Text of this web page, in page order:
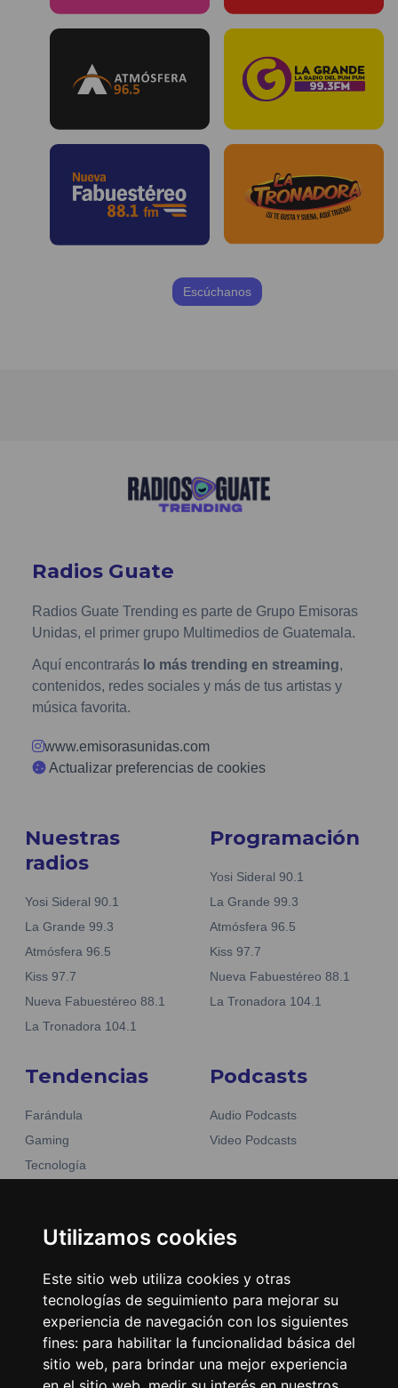
Utilizamos cookies
Este sitio web utiliza cookies y otras
tecnologías de seguimiento para mejorar su
experiencia de navegación con los siguientes
fines: para habilitar la funcionalidad básica del
sitio web, para brindar una mejor experiencia
Escúchanos
Radios Guate
Radios Guate Trending es parte de Grupo Emisoras
Unidas, el primer grupo Multimedios de Guatemala.
Aquí encontrarás lo más trending en streaming,
contenidos, redes sociales y más de tus artistas y
música favorita.
www.emisorasunidas.com
Actualizar preferencias de cookies
Nuestras
radios
Yosi Sideral 90.1
La Grande 99.3
Atmósfera 96.5
Kiss 97.7
Nueva Fabuestéreo 88.1
La Tronadora 104.1
Programación
Yosi Sideral 90.1
La Grande 99.3
Atmósfera 96.5
Kiss 97.7
Nueva Fabuestéreo 88.1
La Tronadora 104.1
Tendencias
Farándula
Gaming
Tecnología
Noticias
Podcasts
Audio Podcasts
Video Podcasts
Emisoras Unidas
Encuéntranos
Contacto
Términos y condiciones